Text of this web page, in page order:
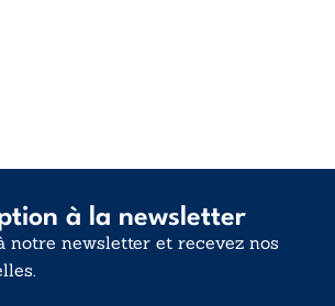
à la newsletter
notre newsletter et recevez nos